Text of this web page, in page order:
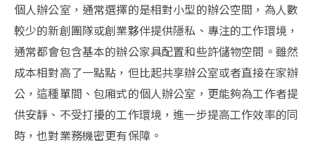
個人辦公室，通常選擇的是相對小型的辦公空間，為人數
較少的新創團隊或創業夥伴提供隱私、專注的工作環境，
通常都會包含基本的辦公家具配置和些許儲物空間。雖然
成本相對高了一點點，但比起共享辦公室或者直接在家辦
公，這種單間、包廂式的個人辦公室，更能夠為工作者提
供安靜、不受打擾的工作環境，進一步提高工作效率的同
時，也對業務機密更有保障。